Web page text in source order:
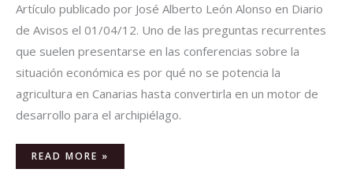
Artículo publicado por José Alberto León Alonso en Diario
de Avisos el 01/04/12. Uno de las preguntas recurrentes
que suelen presentarse en las conferencias sobre la
situación económica es por qué no se potencia la
agricultura en Canarias hasta convertirla en un motor de
desarrollo para el archipiélago.
READ MORE »